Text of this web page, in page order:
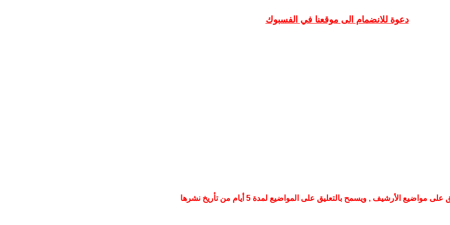
دعوة للانضمام الى موقعنا في الفسبوك
مواضيع الأرشيف , ويسمح بالتعليق على المواضيع لمدة 5 أيام من تأريخ نشرها